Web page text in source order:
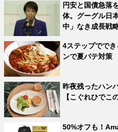
円安と国債急落
体。グーグル日
中」なき成長戦
4ステップでで
ンで夏バテ対策
昨夜残ったハン
【こぐれひでこ
50%オフも！